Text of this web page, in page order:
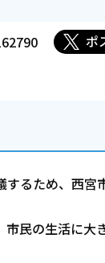
ポ
するため、西宮
民の生活に大